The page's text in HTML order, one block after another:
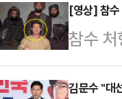
에 성
차단을
당의
수사
[영상] 참
참수
지난 5
아류비
김문수 "대